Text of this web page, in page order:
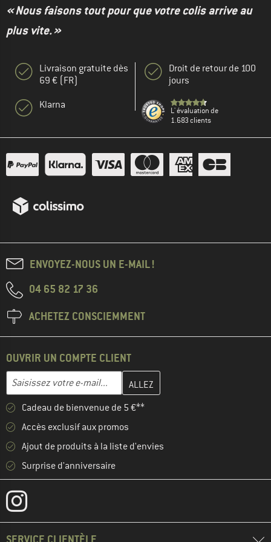
« Nous faisons tout pour que votre colis arrive au
plus vite. »
Livraison gratuite dès
69 € (FR)
Klarna
Droit de retour de 100
jours
L' évaluation de
1.683 clients
ENVOYEZ-NOUS UN E-MAIL !
04 65 82 17 36
ACHETEZ CONSCIEMMENT
OUVRIR UN COMPTE CLIENT
Adresse e-mail
Entrez votre adresse e-mail ici et créez votre compte client à la
Cadeau de bienvenue de 5 €**
Accès exclusif aux promos
Ajout de produits à la liste d'envies
Surprise d'anniversaire